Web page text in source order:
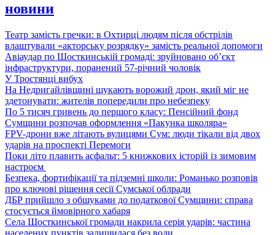
новини
Театр замість гречки: в Охтирці людям після обстрілів
влаштували «акторську розрядку» замість реальної допомоги
Авіаудар по Шосткинській громаді: зруйновано об’єкт
інфраструктури, поранений 57-річний чоловік
У Тростянці вибух
На Недригайлівщині шукають ворожий дрон, який міг не
здетонувати: жителів попередили про небезпеку
По 5 тисяч гривень до першого класу: Пенсійний фонд
Сумщини розпочав оформлення «Пакунка школяра»
FPV-дрони вже літають вулицями Сум: люди тікали від двох
ударів на проспекті Перемоги
Поки літо плавить асфальт: 5 книжкових історій із зимовим
настроєм
Безпека, фортифікації та підземні школи: Романько розповів
про ключові рішення сесії Сумської облради
ДБР прийшло з обшуками до податкової Сумщини: справа
стосується ймовірного хабаря
Села Шосткинської громади накрила серія ударів: частина
населених пунктів залишилася без води